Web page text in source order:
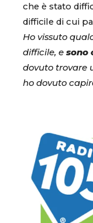
che è stato
difficile di cui
Ho vissuto
difficile, e sono
dovuto trovare
ho dovuto